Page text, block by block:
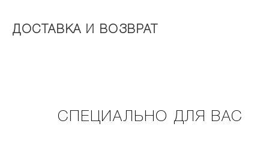
ДОСТАВКА И ВОЗВРАТ
СПЕЦИАЛЬНО ДЛЯ ВАС